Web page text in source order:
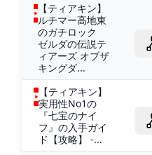
【ティアキン】
ルチマー高地東
のガチロック
ゼルダの伝説テ
ィアーズ オブザ
キングダ...
【ティアキン】
実用性No1の
『七宝のナイ
フ』の入手ガイ
ド【攻略】 -...